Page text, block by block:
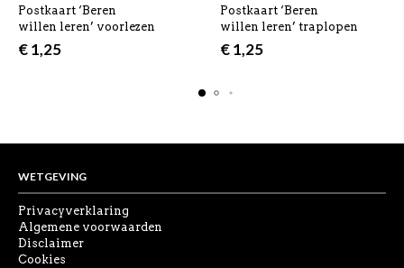
Postkaart ‘Beren
willen leren’ voorlezen
€1,25
Postkaart ‘Beren
willen leren’ traplopen
€1,25
WETGEVING
Privacyverklaring
Algemene voorwaarden
Disclaimer
Cookies